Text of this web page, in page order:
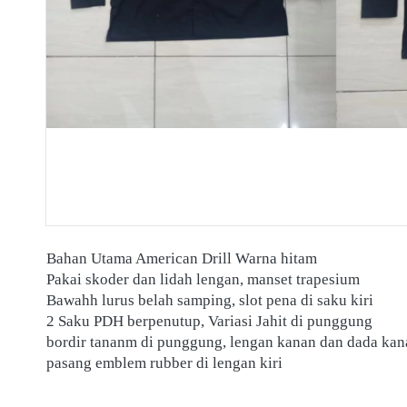
Bahan Utama American Drill Warna hitam
Pakai skoder dan lidah lengan, manset trapesium
Bawahh lurus belah samping, slot pena di saku kiri
2 Saku PDH berpenutup, Variasi Jahit di punggung
bordir tananm di punggung, lengan kanan dan dada
pasang emblem rubber di lengan kiri